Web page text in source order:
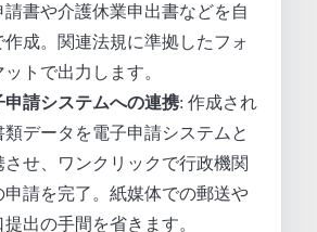
請書や介護休業申出書などを自
作成。関連法規に準拠したフォ
ットで出力します。
申請システムへの連携: 作成され
類データを電子申請システムと
させ、ワンクリックで行政機関
申請を完了。紙媒体での郵送や
提出の手間を省きます。